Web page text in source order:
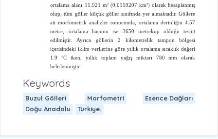
ortalama alanı 11.921 m² (0.0119207 km²) olarak hesaplanmış
olup, tüm göller küçük göller sınıfında yer almaktadır. Göllere
ait morfometrik analizler sonucunda, ortalama derinliğin 4.57
metre, ortalama hacmin ise 3650 metreküp olduğu tespit
edilmiştir. Ayrıca göllerin 2 kilometrelik tampon bölgesi
içerisindeki iklim verilerine göre yıllık ortalama sıcaklık değeri
1.9 °C iken, yıllık toplam yağış miktarı 780 mm olarak
belirlenmiştir.
Keywords
Buzul Gölleri Morfometri
Esence Dağları
Doğu Anadolu
Türkiye.